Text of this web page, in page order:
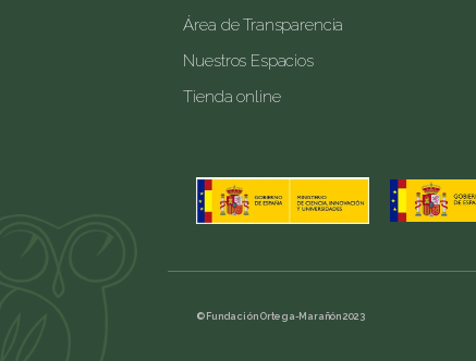
Área de Transparencia
Nuestros Espacios
Tienda online
© Fundación Ortega-Marañón 2023